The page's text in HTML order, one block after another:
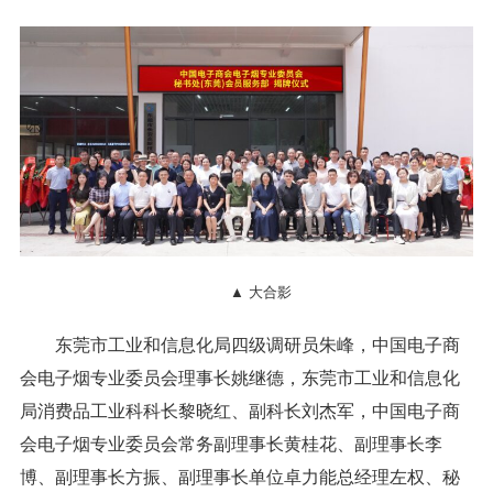
▲ 大合影
东莞市工业和信息化局四级调研员朱峰，中国电子商
会电子烟专业委员会理事长姚继德，东莞市工业和信息化
局消费品工业科科长黎晓红、副科长刘杰军，中国电子商
会电子烟专业委员会常务副理事长黄桂花、副理事长李
博、副理事长方振、副理事长单位卓力能总经理左权、秘